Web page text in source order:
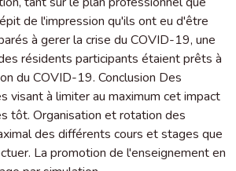
de l'impression qu'ils ont eu d'être
à gerer la crise du COVID-19, une
résidents participants étaient prêts à
du COVID-19. Conclusion Des
visant à limiter au maximum cet impact
tôt. Organisation et rotation des
des différents cours et stages que
La promotion de l'enseignement en